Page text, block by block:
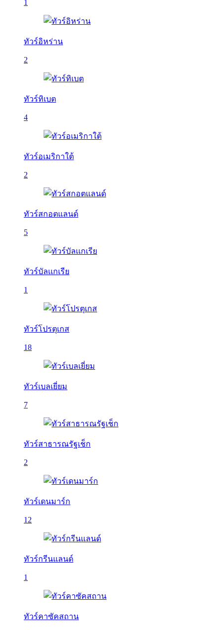
1
ทัวร์อิหร่าน
2
ทัวร์ทิเบต
4
ทัวร์อเมริกาใต้
2
ทัวร์สกอตแลนด์
5
ทัวร์บัลเเกเรีย
1
ทัวร์โปรตุเกส
18
ทัวร์เบลเยี่ยม
7
ทัวร์สาธารณรัฐเช็ก
2
ทัวร์เดนมาร์ก
12
ทัวร์กรีนแลนด์
1
ทัวร์คาซัคสถาน